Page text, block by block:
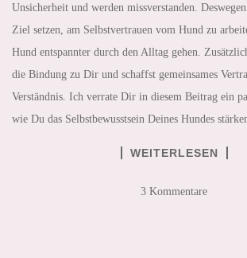
Unsicherheit und werden missverstanden.
Ziel setzen, am Selbstvertrauen vom Hund zu
Hund entspannter durch den Alltag gehen.
die Bindung zu Dir und schaffst gemeinsames
Verständnis. Ich verrate Dir in diesem Beitrag ein
wie Du das Selbstbewusstsein Deines Hundes
WEITERLESEN
3 Kommentare